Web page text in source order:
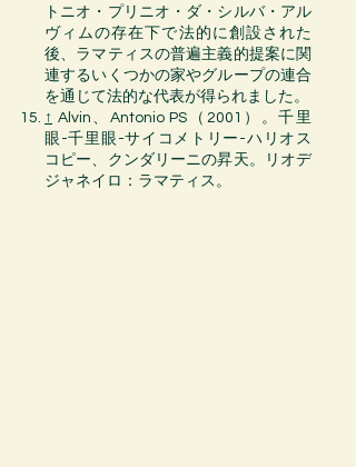
トニオ・プリニオ・ダ・シルバ・アル
ヴィムの存在下で法的に創設された
後、 ラマティスの普遍主義的提案に関
連するいくつかの家やグループの連合
を通じて法的な代表が得られました。
↑ Alvin、Antonio PS（2001）。千里
眼-千里眼-サイコメトリー-ハリオス
コピー、クンダリーニの昇天。リオデ
ジャネイロ：ラマティス。